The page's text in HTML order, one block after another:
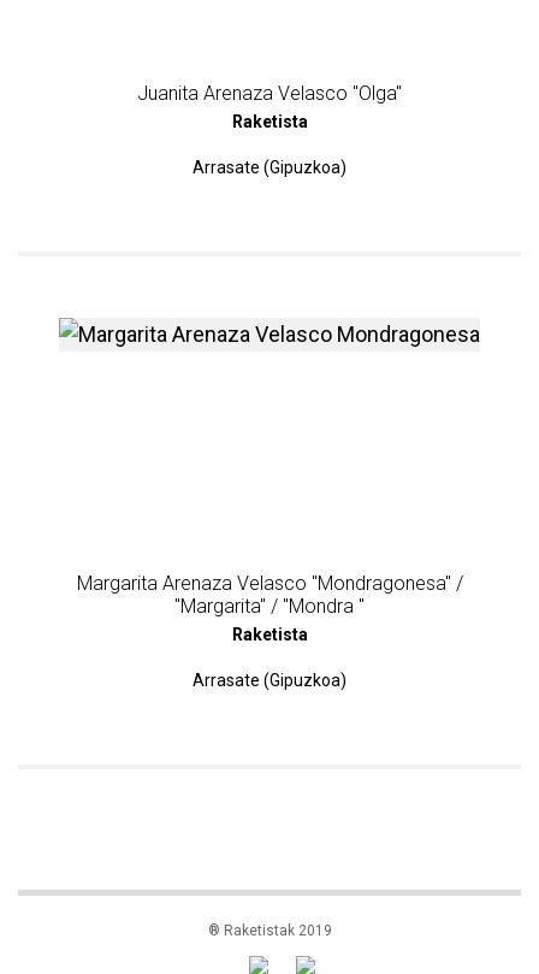
Juanita Arenaza Velasco "Olga"
Raketista
Arrasate (Gipuzkoa)
Margarita Arenaza Velasco "Mondragonesa" /
"Margarita" / "Mondra "
Raketista
Arrasate (Gipuzkoa)
Margarita Arenaza Velasco
® Raketistak 2019